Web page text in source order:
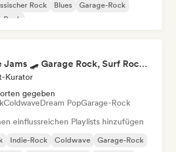
Rock
Blues
Garage-Rock
Rock
Skate Jams 🛹 Garage Rock, Surf Rock & Neo-Psych
Kurator
gegeben
ColdwaveDream PopGarage-Rock
einflussreichen Playlists hinzufügen
Indie-Rock Coldwave
Garage-Rock